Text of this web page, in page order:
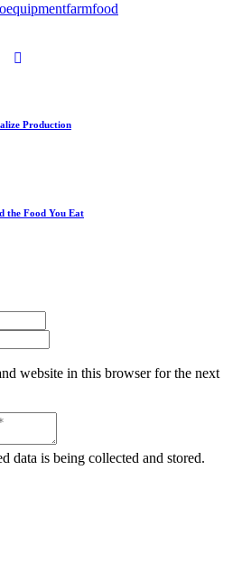
equipmentfarmfood
Production
the Food You Eat
website in this browser for the next
data is being collected and stored.